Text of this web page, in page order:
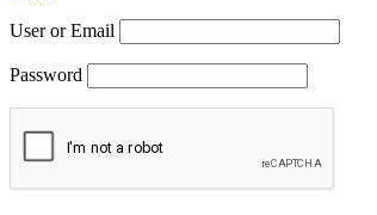
User or Email
Password